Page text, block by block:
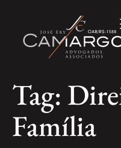
Tag:
Família